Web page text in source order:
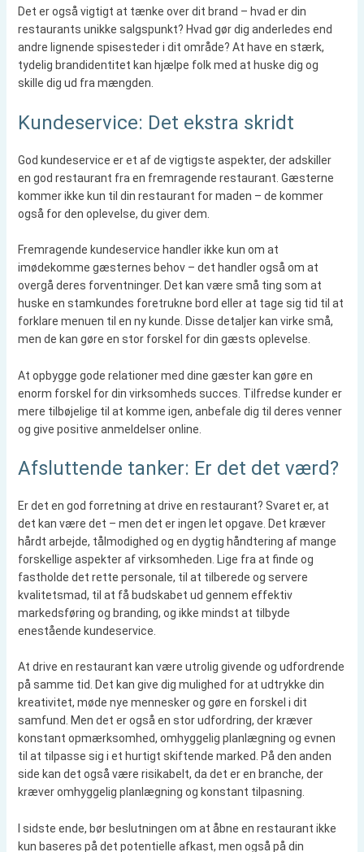
Det er også vigtigt at tænke over dit brand – hvad er din
restaurants unikke salgspunkt? Hvad gør dig anderledes end
andre lignende spisesteder i dit område? At have en stærk,
tydelig brandidentitet kan hjælpe folk med at huske dig og
skille dig ud fra mængden.
Kundeservice: Det ekstra skridt
God kundeservice er et af de vigtigste aspekter, der adskiller
en god restaurant fra en fremragende restaurant. Gæsterne
kommer ikke kun til din restaurant for maden – de kommer
også for den oplevelse, du giver dem.
Fremragende kundeservice handler ikke kun om at
imødekomme gæsternes behov – det handler også om at
overgå deres forventninger. Det kan være små ting som at
huske en stamkundes foretrukne bord eller at tage sig tid til at
forklare menuen til en ny kunde. Disse detaljer kan virke små,
men de kan gøre en stor forskel for din gæsts oplevelse.
At opbygge gode relationer med dine gæster kan gøre en
enorm forskel for din virksomheds succes. Tilfredse kunder er
mere tilbøjelige til at komme igen, anbefale dig til deres venner
og give positive anmeldelser online.
Afsluttende tanker: Er det det værd?
Er det en god forretning at drive en restaurant? Svaret er, at
det kan være det – men det er ingen let opgave. Det kræver
hårdt arbejde, tålmodighed og en dygtig håndtering af mange
forskellige aspekter af virksomheden. Lige fra at finde og
fastholde det rette personale, til at tilberede og servere
kvalitetsmad, til at få budskabet ud gennem effektiv
markedsføring og branding, og ikke mindst at tilbyde
enestående kundeservice.
At drive en restaurant kan være utrolig givende og udfordrende
på samme tid. Det kan give dig mulighed for at udtrykke din
kreativitet, møde nye mennesker og gøre en forskel i dit
samfund. Men det er også en stor udfordring, der kræver
konstant opmærksomhed, omhyggelig planlægning og evnen
til at tilpasse sig i et hurtigt skiftende marked. På den anden
side kan det også være risikabelt, da det er en branche, der
kræver omhyggelig planlægning og konstant tilpasning.
I sidste ende, bør beslutningen om at åbne en restaurant ikke
kun baseres på det potentielle afkast, men også på din